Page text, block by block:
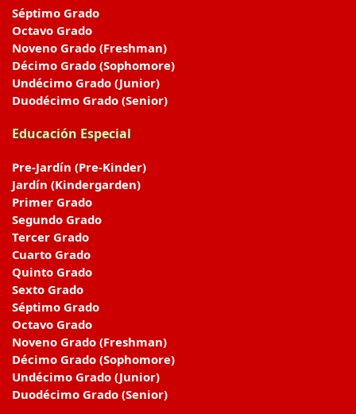
Séptimo Grado
Octavo Grado
Noveno Grado (Freshman)
Décimo Grado (Sophomore)
Undécimo Grado (Junior)
Duodécimo Grado (Senior)
Educación Especial
Pre-Jardín (Pre-Kinder)
Jardín (Kindergarden)
Primer Grado
Segundo Grado
Tercer Grado
Cuarto Grado
Quinto Grado
Sexto Grado
Séptimo Grado
Octavo Grado
Noveno Grado (Freshman)
Décimo Grado (Sophomore)
Undécimo Grado (Junior)
Duodécimo Grado (Senior)